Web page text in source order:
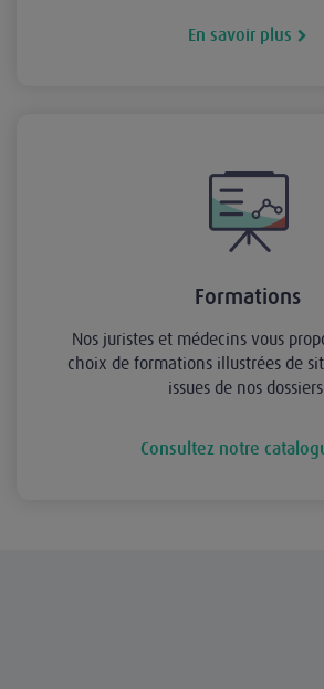
En savoir plus
Formations
Nos juristes et médecins vous
choix de formations illustrées de
issues de nos
Consultez notre